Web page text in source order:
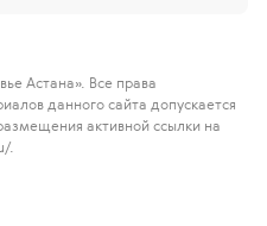
Астана». Все права
данного сайта допускается
активной ссылки на
.